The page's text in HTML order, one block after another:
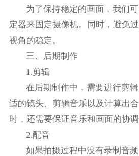
为了保持稳定的画面，我们
定器来固定摄像机。同时，避免
视角的稳定。
三、后期制作
1.剪辑
在后期制作中，需要进行剪
适的镜头、剪辑音乐以及计算出
时，还需要保证音乐和画面的协调
2.配音
如果拍摄过程中没有录制音